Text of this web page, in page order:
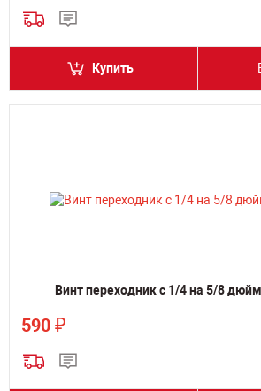
Купить
Винт переходник с 1/4 на 5/8
590 ₽